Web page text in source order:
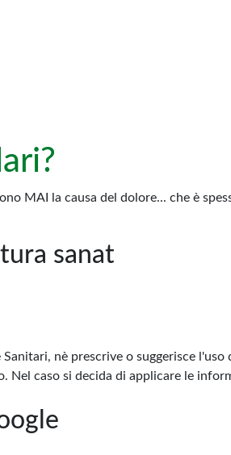
MAI la causa del dolore... che è
sanat
nè prescrive o suggerisce
caso si decida di applicare le